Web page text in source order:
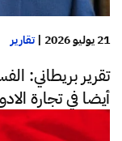
21 يوليو 2026 |تقارير
تقرير بريطاني:
أيضا في تجارة